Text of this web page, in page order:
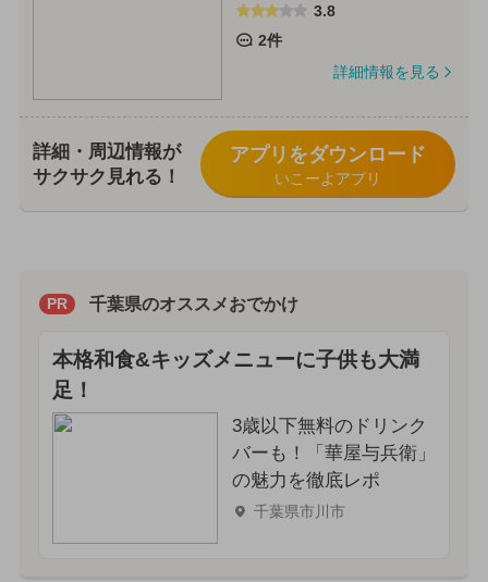
3.8
2件
詳細情報を見る
詳細・周辺情報が
サクサク見れる！
アプリをダウンロード
いこーよアプリ
PR 千葉県のオススメおでかけ
本格和食&キッズメニューに子供も大満
足！
3歳以下無料のドリンク
バーも！「華屋与兵衛」
の魅力を徹底レポ
千葉県市川市